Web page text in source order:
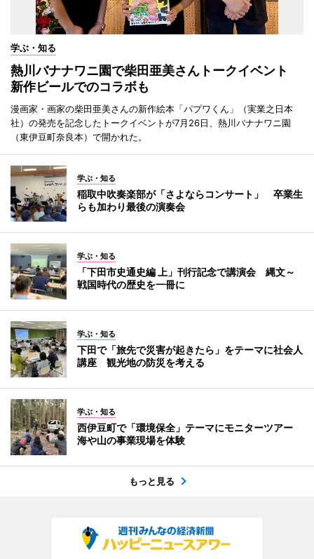
学ぶ・知る
熱川バナナワニ園で柴田亜美さんトークイベント
新作ビールでのコラボも
漫画家・画家の柴田亜美さんの新作絵本「パプワくん」（実業之日本
社）の発売を記念したトークイベントが7月26日、熱川バナナワニ園
（東伊豆町奈良本）で開かれた。
学ぶ・知る
稲取中吹奏楽部が「さよならコンサート」 卒業生
らも加わり最後の演奏会
学ぶ・知る
「下田市史通史編 上」刊行記念で講演会 縄文～
戦国時代の歴史を一冊に
学ぶ・知る
下田で「旅先で災害が起きたら」をテーマに社会人
講座 観光地の防災を考える
学ぶ・知る
西伊豆町で「環境保全」テーマにモニターツアー
海や山の事業現場を体験
もっと見る